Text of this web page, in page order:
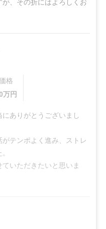
、その折にはよろしくお
格
万円
ありがとうございまし
テンポよく進み、ストレ
いただきたいと思いま